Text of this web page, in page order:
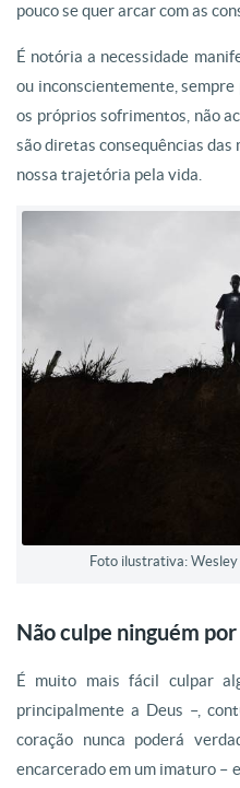
pouco se quer arcar com as
É notória a necessidade
ou inconscientemente,
os próprios sofrimentos, não
são diretas consequências das
nossa trajetória pela vida.
Foto ilustrativa:
Não culpe ninguém por
É muito mais fácil culpar
principalmente a Deus –,
coração nunca poderá
encarcerado em um imaturo –